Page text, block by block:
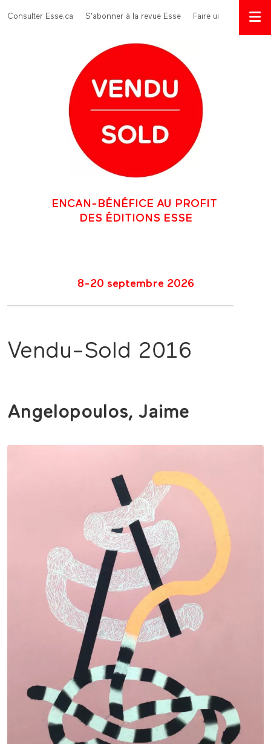
Menu Top
Consulter Esse.ca S'abonner à la revue Esse Faire un don
ENCAN-BÉNÉFICE AU PROFIT
DES ÉDITIONS ESSE
8-20 septembre 2026
Vendu-Sold 2016
Angelopoulos, Jaime